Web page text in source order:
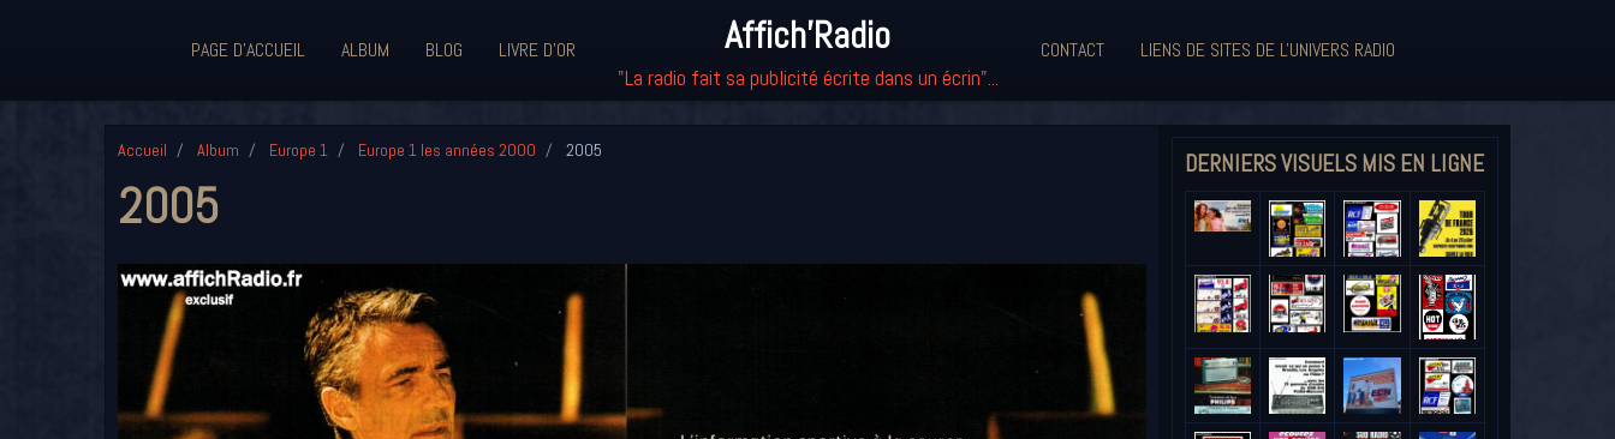
PAGE D'ACCUEIL ALBUM BLOG LIVRE D'OR Affich'Radio
"La radio fait sa publicité écrite dans un écrin"...
CONTACT LIENS DE SITES DE L'UNIVERS RADIO
Accueil Album Europe 1 Europe 1 les années 2000 2005
2005
DERNIERS VISUELS MIS EN LIGNE